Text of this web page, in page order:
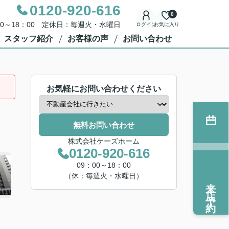
0120-920-616
～18：00 定休日：毎週火・水曜日 ログインお気に入り
0
スタッフ紹介 お客様の声 お問い合わせ
お気軽にお問い合わせください
無料お問い合わせ
株式会社ケーズホーム
0120-920-616
09：00～18：00
（休：毎週火・水曜日）
来店予約